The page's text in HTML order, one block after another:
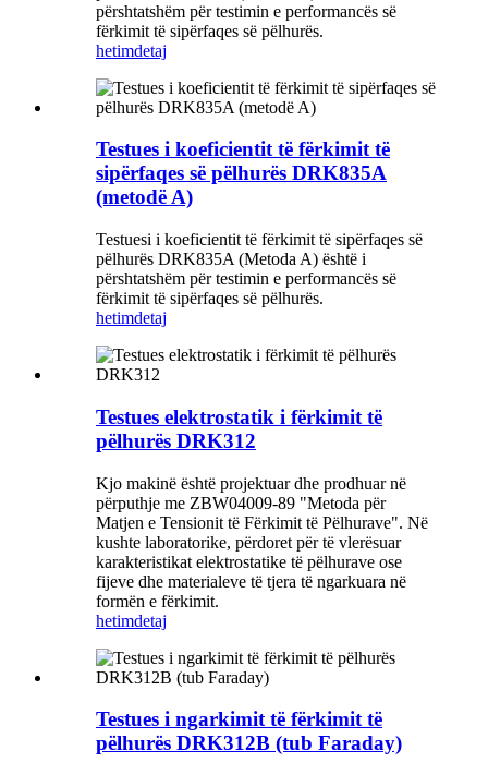
përshtatshëm për testimin e performancës së
fërkimit të sipërfaqes së pëlhurës.
hetimdetaj
Testues i koeficientit të fërkimit të
sipërfaqes së pëlhurës DRK835A
(metodë A)
Testuesi i koeficientit të fërkimit të sipërfaqes së
pëlhurës DRK835A (Metoda A) është i
përshtatshëm për testimin e performancës së
fërkimit të sipërfaqes së pëlhurës.
hetimdetaj
Testues elektrostatik i fërkimit të
pëlhurës DRK312
Kjo makinë është projektuar dhe prodhuar në
përputhje me ZBW04009-89 "Metoda për
Matjen e Tensionit të Fërkimit të Pëlhurave". Në
kushte laboratorike, përdoret për të vlerësuar
karakteristikat elektrostatike të pëlhurave ose
fijeve dhe materialeve të tjera të ngarkuara në
formën e fërkimit.
hetimdetaj
Testues i ngarkimit të fërkimit të
pëlhurës DRK312B (tub Faraday)